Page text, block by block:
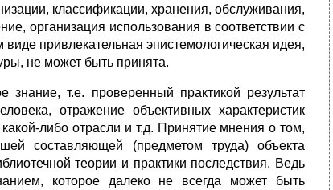
классификации, хранения, обслуживания,
организация использования в соответствии с
привлекательная эпистемологическая идея,
не может быть принята.
т.е. проверенный практикой результат
отражение объективных характеристик
либо отрасли и т.д. Принятие мнения о том,
составляющей (предметом труда) объекта
теории и практики последствия. Ведь
которое далеко не всегда может быть